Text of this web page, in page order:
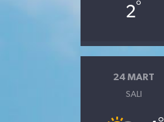
2°
24 MART
SALI